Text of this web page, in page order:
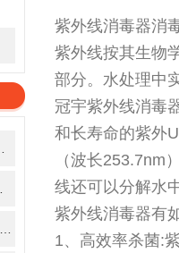
紫外线消毒器消
紫外线按其生物
部分。水处理中
冠宇紫外线消毒
和长寿命的紫外
（波长253.7nm
线还可以分解水
紫外线消毒器有
1、高效率杀菌: